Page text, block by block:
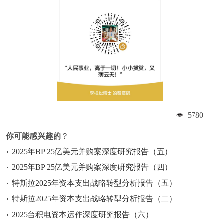
5780
你可能感兴趣的 ？
2025年BP 25亿美元并购案深度研究报告（五）
2025年BP 25亿美元并购案深度研究报告（四）
特斯拉2025年资本支出战略转型分析报告（五）
特斯拉2025年资本支出战略转型分析报告（二）
2025台积电资本运作深度研究报告（六）